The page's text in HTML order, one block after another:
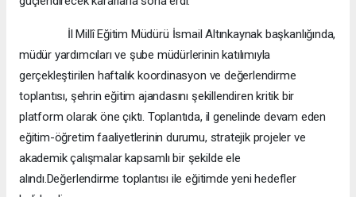
İl Millî Eğitim Müdürü İsmail Altınkaynak başkanlığında,
müdür yardımcıları ve şube müdürlerinin katılımıyla
gerçekleştirilen haftalık koordinasyon ve değerlendirme
toplantısı, şehrin eğitim ajandasını şekillendiren kritik bir
platform olarak öne çıktı. Toplantıda, il genelinde devam eden
eğitim-öğretim faaliyetlerinin durumu, stratejik projeler ve
akademik çalışmalar kapsamlı bir şekilde ele
alındı.Değerlendirme toplantısı ile eğitimde yeni hedefler